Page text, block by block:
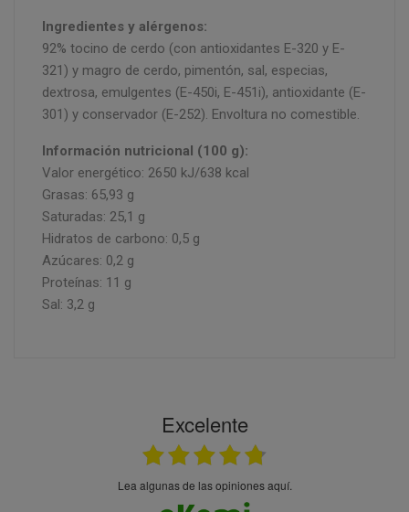
Ingredientes y alérgenos:
92% tocino de cerdo (con antioxidantes E-320 y E-
321) y magro de cerdo, pimentón, sal, especias,
dextrosa, emulgentes (E-450i, E-451i), antioxidante (E-
301) y conservador (E-252). Envoltura no comestible.
Información nutricional (100 g):
Valor energético: 2650 kJ/638 kcal
Grasas: 65,93 g
Saturadas: 25,1 g
Hidratos de carbono: 0,5 g
Azúcares: 0,2 g
Proteínas: 11 g
Sal: 3,2 g
Excelente
Lea algunas de las opiniones aquí.